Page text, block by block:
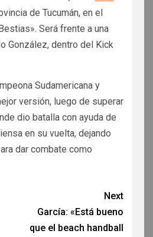
de Tucumán, en el
Será frente a una
González, dentro del Kick
Sudamericana y
versión, luego de superar
dio batalla con ayuda de
en su vuelta, dejando
dar combate como
Next
García: «Está bueno
que el beach handball